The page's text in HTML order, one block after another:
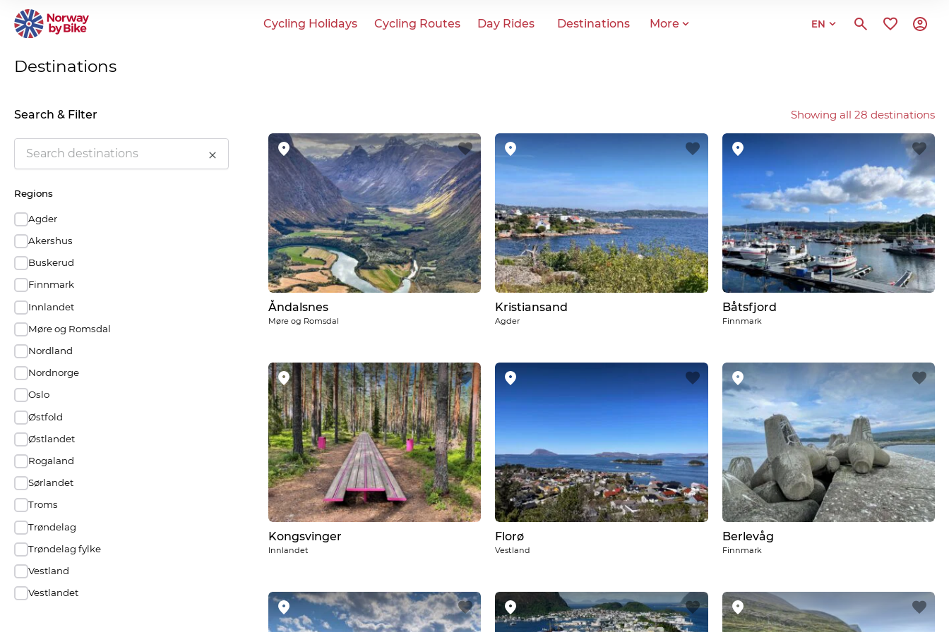
Cycling Holidays Cycling Routes Day Rides Destinations More EN
Destinations
Search & Filter
Regions
Agder
Akershus
Buskerud
Finnmark
Innlandet
Møre og Romsdal
Nordland
Nordnorge
Oslo
Østfold
Østlandet
Rogaland
Sørlandet
Troms
Trøndelag
Trøndelag fylke
Vestland
Vestlandet
Showing all 28 destinations
Åndalsnes
Møre og Romsdal
Kristiansand
Agder
Båtsfjord
Finnmark
Kongsvinger
Innlandet
Florø
Vestland
Berlevåg
Finnmark